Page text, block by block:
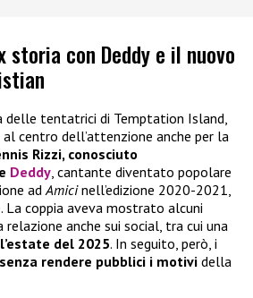
storia con Deddy e il nuovo
delle tentatrici di Temptation Island,
centro dell’attenzione anche per la
Rizzi, conosciuto
Deddy , cantante diventato popolare
ad Amicinell’edizione 2020-2021,
La coppia aveva mostrato alcuni
anche sui social, tra cui una
del 2025. In seguito, però, i
rendere pubblici i motivi della